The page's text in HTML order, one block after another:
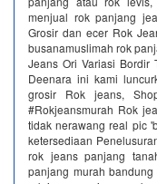
menjual rok panjang
Grosir dan ecer Rok
busanamuslimah rok
Jeans Ori Variasi Bordir
Deenara ini kami
grosir Rok jeans,
#Rokjeansmurah Rok
tidak nerawang real pic
ketersediaan
rok jeans panjang
panjang murah